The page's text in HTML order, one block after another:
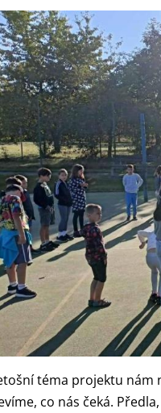
téma projektu nám
co nás čeká.